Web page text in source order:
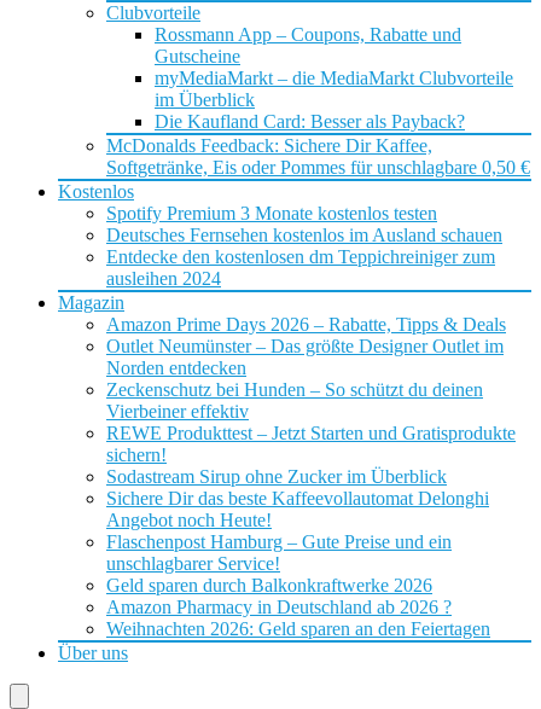
Clubvorteile
Rossmann App – Coupons, Rabatte und
Gutscheine
myMediaMarkt – die MediaMarkt Clubvorteile
im Überblick
Die Kaufland Card: Besser als Payback?
McDonalds Feedback: Sichere Dir Kaffee,
Softgetränke, Eis oder Pommes für unschlagbare 0,50 €
Kostenlos
Spotify Premium 3 Monate kostenlos testen
Deutsches Fernsehen kostenlos im Ausland schauen
Entdecke den kostenlosen dm Teppichreiniger zum
ausleihen 2024
Magazin
Amazon Prime Days 2026 – Rabatte, Tipps & Deals
Outlet Neumünster – Das größte Designer Outlet im
Norden entdecken
Zeckenschutz bei Hunden – So schützt du deinen
Vierbeiner effektiv
REWE Produkttest – Jetzt Starten und Gratisprodukte
sichern!
Sodastream Sirup ohne Zucker im Überblick
Sichere Dir das beste Kaffeevollautomat Delonghi
Angebot noch Heute!
Flaschenpost Hamburg – Gute Preise und ein
unschlagbarer Service!
Geld sparen durch Balkonkraftwerke 2026
Amazon Pharmacy in Deutschland ab 2026 ?
Weihnachten 2026: Geld sparen an den Feiertagen
Über uns